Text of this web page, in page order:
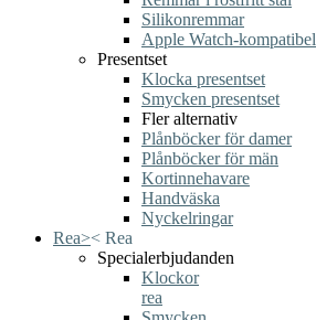
Silikonremmar
Apple Watch-kompatibel
Presentset
Klocka presentset
Smycken presentset
Fler alternativ
Plånböcker för damer
Plånböcker för män
Kortinnehavare
Handväska
Nyckelringar
Rea>< Rea
Specialerbjudanden
Klockor
rea